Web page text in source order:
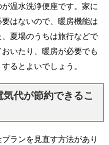
温水洗浄便座です。家に
はないので、暖房機能は
夏場のうちは旅行などで
いたり、暖房が必要でも
るとよいでしょう。
代が節約できるこ
ランを見直す方法があり